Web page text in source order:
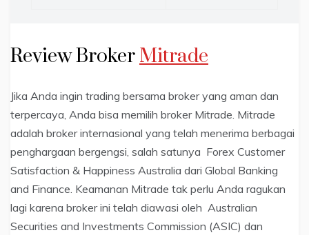
Review Broker Mitrade
Jika Anda ingin trading bersama broker yang aman dan
terpercaya, Anda bisa memilih broker Mitrade. Mitrade
adalah broker internasional yang telah menerima berbagai
penghargaan bergengsi, salah satunya Forex Customer
Satisfaction & Happiness Australia dari Global Banking
and Finance. Keamanan Mitrade tak perlu Anda ragukan
lagi karena broker ini telah diawasi oleh Australian
Securities and Investments Commission (ASIC) dan